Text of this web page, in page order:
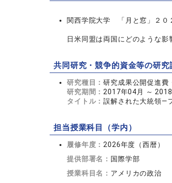
関西学院大学 「月と窓」２０
日米同盟は両国にどのような
共同研究・競争的資金等の研究
研究種目：研究成果公開促進費
研究期間： 2017年04月 ～
タイトル：誤解された大統領―
担当授業科目（学内）
履修年度： 2026年度（西暦）
提供部署名： 国際学部
授業科目名： アメリカの政治